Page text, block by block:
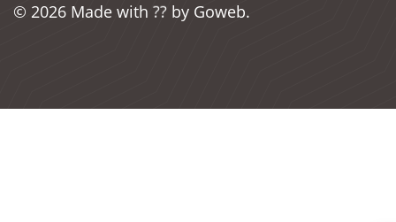
© 2026 Made with ?? by Goweb.